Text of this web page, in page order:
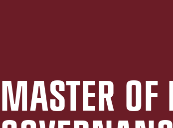
MA­STER OF